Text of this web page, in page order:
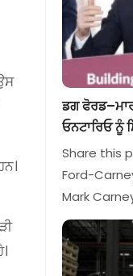
ਡਗ
ਓਨਟਾਰਿਓ ਨੂੰ
Share this
Ford-
Mark